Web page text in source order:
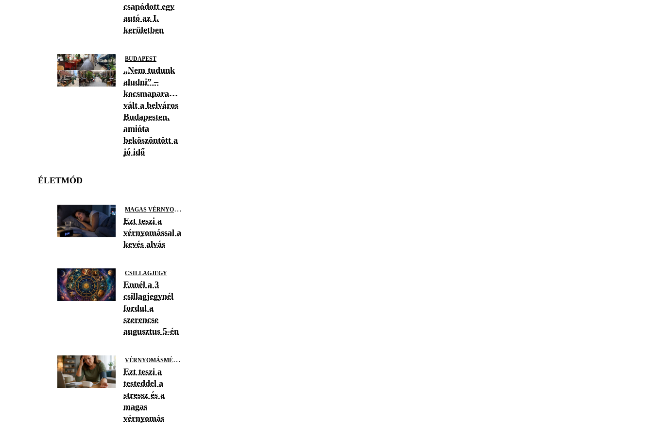
csapódott egy
autó az I.
kerületben
BUDAPEST
„Nem tudunk
aludni” –
kocsmaparadicsommá
vált a belváros
Budapesten,
amióta
beköszöntött a
jó idő
ÉLETMÓD
M
AGAS VÉRNYOMÁS
Ezt teszi a
vérnyomással a
kevés alvás
CSILLAGJEGY
Ennél a 3
csillagjegynél
fordul a
szerencse
augusztus 5-én
V
ÉRNYOMÁSMÉRÉS
Ezt teszi a
testeddel a
stressz és a
magas
vérnyomás